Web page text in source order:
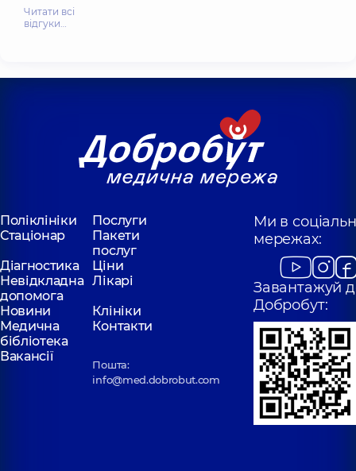
Читати всі
відгуки…
Поліклініки
Послуги
Стаціонар
Пакети
послуг
Діагностика
Ціни
Невідкладна
допомога
Лікарі
Новини
Клініки
Медична
бібліотека
Контакти
Вакансії
Пошта:
info@med.dobrobut.com
Ми в
мережах:
Завантажуй
Добробут: